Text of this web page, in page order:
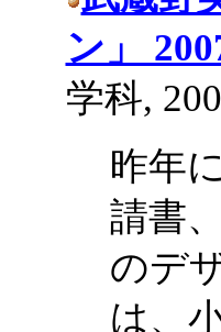
ン」
学科,
昨年
請書
のデ
は、